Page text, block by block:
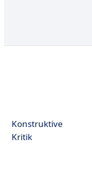
Konstruktive
Kritik